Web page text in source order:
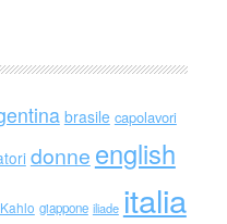
brasile capolavori
donne english
giappone iliade italia